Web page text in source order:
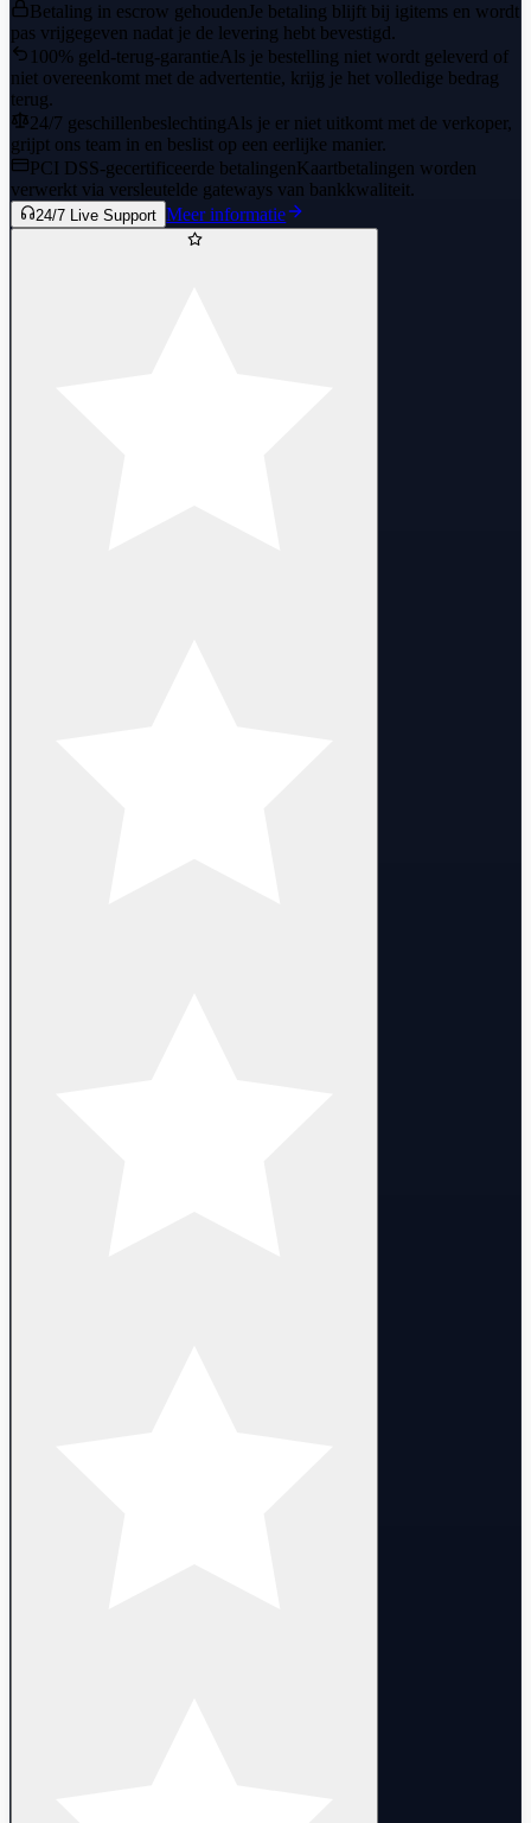
Betaling in escrow gehouden Je betaling blijft bij igitems en wordt
pas vrijgegeven nadat je de levering hebt bevestigd.
100% geld-terug-garantieAls je bestelling niet wordt geleverd of
niet overeenkomt met de advertentie, krijg je het volledige bedrag
terug.
24/7 geschillenbeslechtingAls je er niet uitkomt met de verkoper,
grijpt ons team in en beslist op een eerlijke manier.
PCI DSS-gecertificeerde betalingenKaartbetalingen worden
verwerkt via versleutelde gateways van bankkwaliteit.
24/7 Live Support Meer informatie